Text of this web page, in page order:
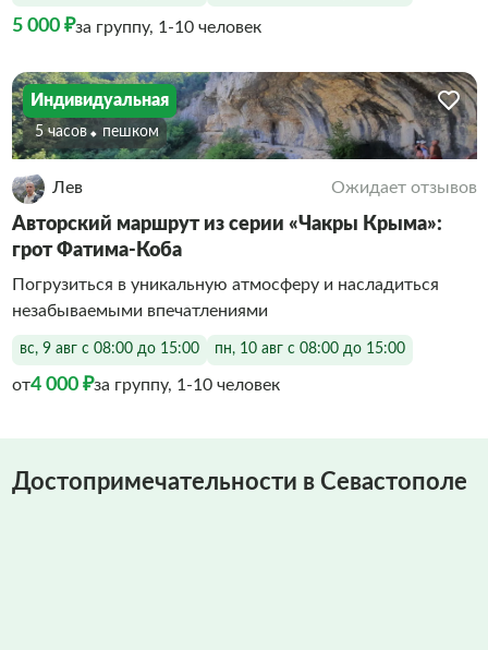
5 000 ₽за группу, 1-10 человек
Индивидуальная
5 часов Пешком
Лев Ожидает отзывов
Авторский маршрут из серии «Чакры Крыма»:
грот Фатима-Коба
Погрузиться в уникальную атмосферу и насладиться
незабываемыми впечатлениями
вс, 9 авг с 08:00 до 15:00 пн, 10 авг с 08:00 до 15:00
от4 000 ₽за группу, 1-10 человек
Достопримечательности в Севастополе